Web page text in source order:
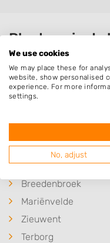
Plaatsen in de
Heelweg
Westendorp
Sinderen
De Heurne
Silvolde
Breedenbroek
Mariënvelde
Zieuwent
Terborg
We use cookies
We may place these for
website, show personalised
experience. For more
settings.
No, adjust